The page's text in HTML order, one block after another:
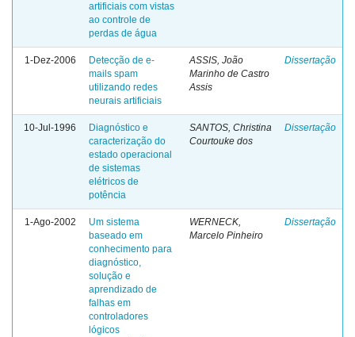
artificiais com vistas
ao controle de
perdas de água
1-Dez-2006
Detecção de e-
mails spam
utilizando redes
neurais artificiais
ASSIS, João
Marinho de Castro
Assis
Dissertação
10-Jul-1996
Diagnóstico e
caracterização do
estado operacional
de sistemas
elétricos de
potência
SANTOS, Christina
Courtouke dos
Dissertação
1-Ago-2002
Um sistema
baseado em
conhecimento para
diagnóstico,
solução e
aprendizado de
falhas em
controladores
lógicos
WERNECK,
Marcelo Pinheiro
Dissertação